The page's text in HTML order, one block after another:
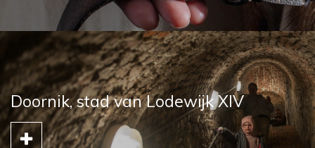
Doornik, stad van Lodewijk XIV